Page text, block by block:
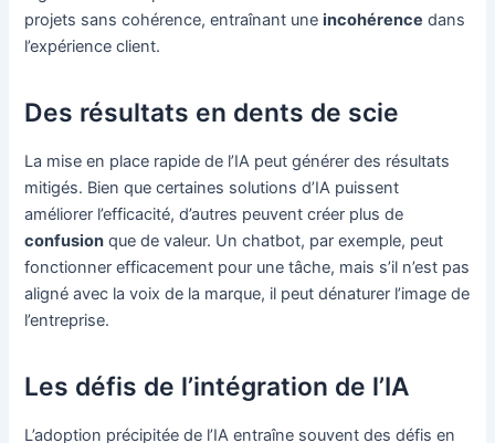
projets sans cohérence, entraînant uneincohérence dans
l’expérience client.
Des résultats en dents de scie
La mise en place rapide de l’IA peut générer des résultats
mitigés. Bien que certaines solutions d’IA puissent
améliorer l’efficacité, d’autres peuvent créer plus de
confusion que de valeur. Un chatbot, par exemple, peut
fonctionner efficacement pour une tâche, mais s’il n’est pas
aligné avec la voix de la marque, il peut dénaturer l’image de
l’entreprise.
Les défis de l’intégration de l’IA
L’adoption précipitée de l’IA entraîne souvent des défis en